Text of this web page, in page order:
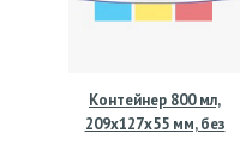
Контейнер 800 мл,
209х127х55 мм, без